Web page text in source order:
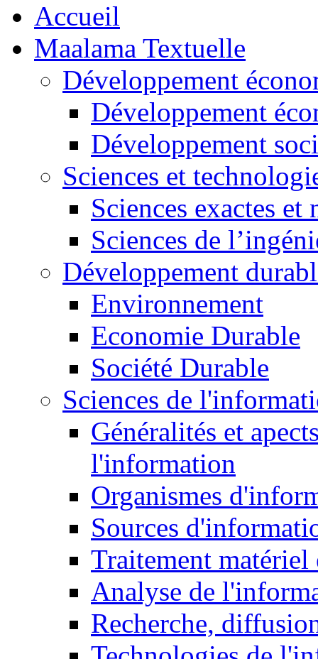
Accueil
Maalama Textuelle
Développement
Développement
Développement
Sciences et
Sciences exactes et
Sciences de
Développement
Environnement
Economie Durable
Société Durable
Sciences de
Généralités et
l'information
Organismes
Sources
Traitement matériel
Analyse de
Recherche,